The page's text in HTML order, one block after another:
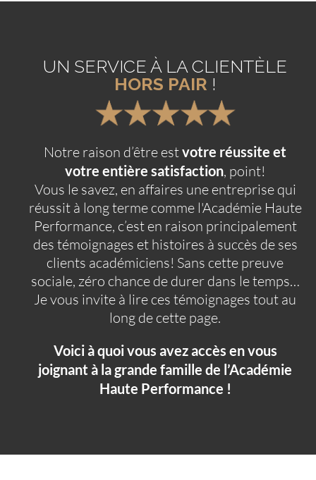
UN SERVICE À LA CLIENTÈLE
HORS PAIR !
Notre raison d’être estvotre réussite et
votre entière satisfaction, point!
Vous le savez, en affaires une entreprise qui
réussit à long terme comme l'Académie Haute
Performance, c’est en raison principalement
des témoignages et histoires à succès de ses
clients académiciens! Sans cette preuve
sociale, zéro chance de durer dans le temps…
Je vous invite à lire ces témoignages tout au
long de cette page.
Voici à quoi vous avez accès en vous
joignant à la grande famille de l’Académie
Haute Performance !